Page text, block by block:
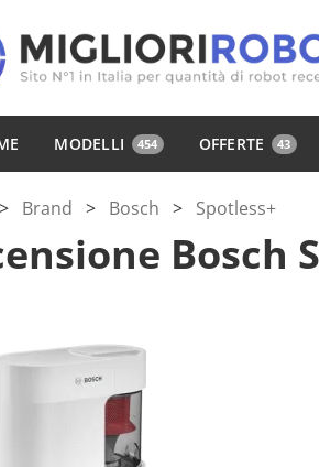
MODELLI 454 OFFERTE 43
> Brand > Bosch > Spotless+
Bosch